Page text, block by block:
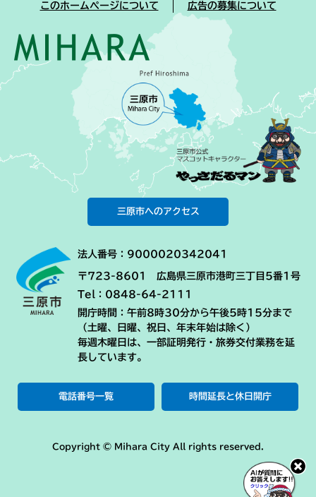
このホームページについて 広告の募集について
三原市へのアクセス
法人番号：9000020342041
〒723-8601 広島県三原市港町三丁目5番1号
Tel：0848-64-2111
開庁時間：午前8時30分から午後5時15分まで
（土曜、日曜、祝日、年末年始は除く）
毎週木曜日は、一部証明発行・旅券交付業務を延
長しています。
電話番号一覧 時間延長と休日開庁
Copyright © Mihara City All rights reserved.